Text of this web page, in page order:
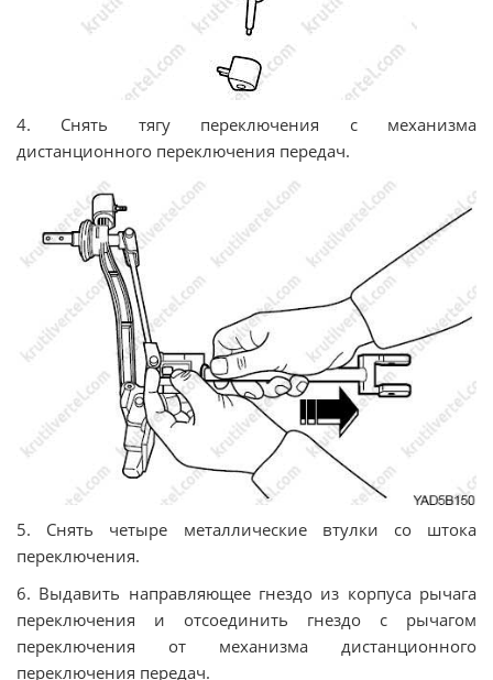
4. Снять тягу переключения с механизма
дистанционного переключения передач.
5. Снять четыре металлические втулки со штока
переключения.
6. Выдавить направляющее гнездо из корпуса рычага
переключения и отсоединить гнездо с рычагом
переключения от механизма дистанционного
переключения передач.